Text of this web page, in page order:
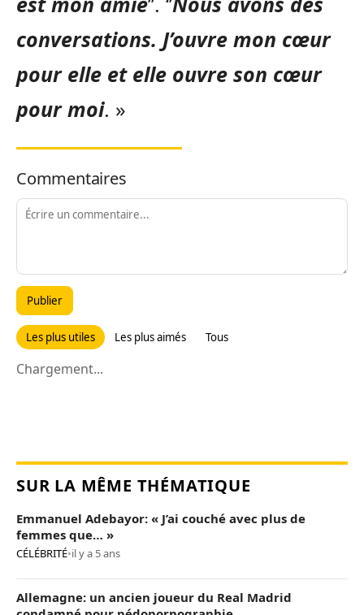
conversations. J’ouvre mon cœur
pour elle et elle ouvre son cœur
pour moi. »
Commentaires
Publier
Les plus utiles Les plus aimés Tous
Chargement...
SUR LA MÊME THÉMATIQUE
Emmanuel Adebayor: « J’ai couché avec plus de
femmes que… »
CÉLÉBRITÉ•il y a 5 ans
Allemagne: un ancien joueur du Real Madrid